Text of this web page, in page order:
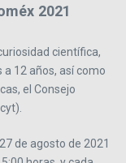
2021
científica,
12 años, así como
el Consejo
de agosto de 2021